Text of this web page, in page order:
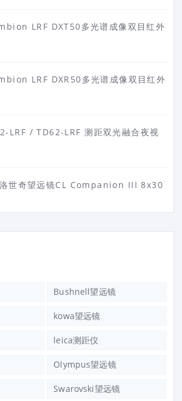
LRF DXT50多光谱成像双目红外
LRF DXR50多光谱成像双目红外
LRF / TD62-LRF 测距双光融合夜视
洛世奇望远镜CL Companion III 8x30
Bushnell望远镜
kowa望远镜
leica测距仪
Olympus望远镜
Swarovski望远镜